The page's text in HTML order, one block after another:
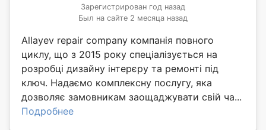
Зарегистрирован год назад
Был на сайте 2 месяца назад
Allayev repair company компанія повного
циклу, що з 2015 року спеціалізується на
розробці дизайну інтерєру та ремонті під
ключ. Надаємо комплексну послугу, яка
дозволяє замовникам заощаджувати свій ча...
Подробнее